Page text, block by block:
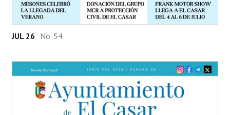
JUL 26 No. 54